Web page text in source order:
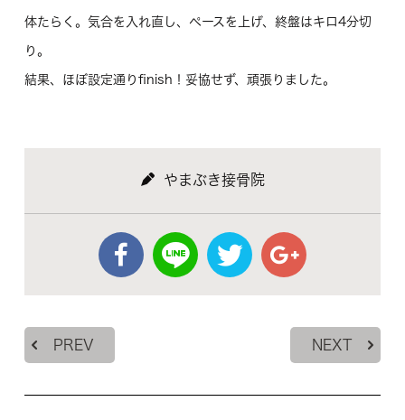
体たらく。気合を入れ直し、ペースを上げ、終盤はキロ4分切
り。
結果、ほぼ設定通りfinish！妥協せず、頑張りました。
やまぶき接骨院
PREV NEXT